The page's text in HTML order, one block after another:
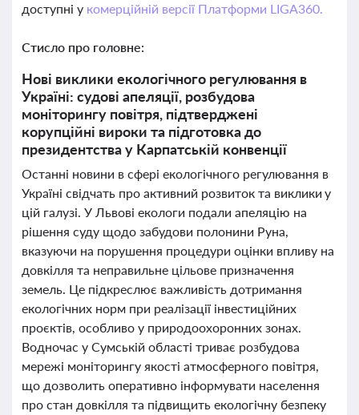
доступні у комерційній версії Платформи LIGA360.
Стисло про головне:
Нові виклики екологічного регулювання в
Україні: судові апеляції, розбудова
моніторингу повітря, підтверджені
корупційні вироки та підготовка до
президентства у Карпатській конвенції
Останні новини в сфері екологічного регулювання в
Україні свідчать про активний розвиток та виклики у
цій галузі. У Львові екологи подали апеляцію на
рішення суду щодо забудови полонини Руна,
вказуючи на порушення процедури оцінки впливу на
довкілля та неправильне цільове призначення
земель. Це підкреслює важливість дотримання
екологічних норм при реалізації інвестиційних
проєктів, особливо у природоохоронних зонах.
Водночас у Сумській області триває розбудова
мережі моніторингу якості атмосферного повітря,
що дозволить оперативно інформувати населення
про стан довкілля та підвищить екологічну безпеку